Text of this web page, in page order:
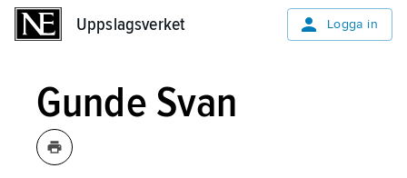
Uppslagsverket Logga in
Gunde Svan